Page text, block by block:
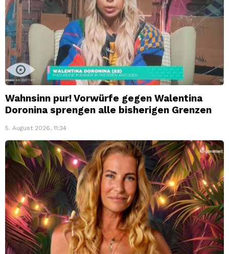
Wahnsinn pur! Vorwürfe gegen Walentina
Doronina sprengen alle bisherigen Grenzen
5. August 2026, 11:34